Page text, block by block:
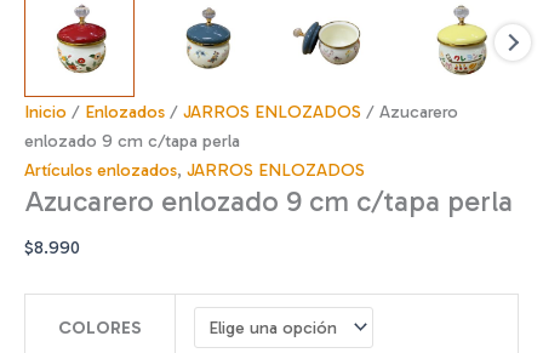
Inicio / Enlozados / JARROS ENLOZADOS / Azucarero
enlozado 9 cm c/tapa perla
Artículos enlozados, JARROS ENLOZADOS
Azucarero enlozado 9 cm c/tapa perla
$8.990
COLORES